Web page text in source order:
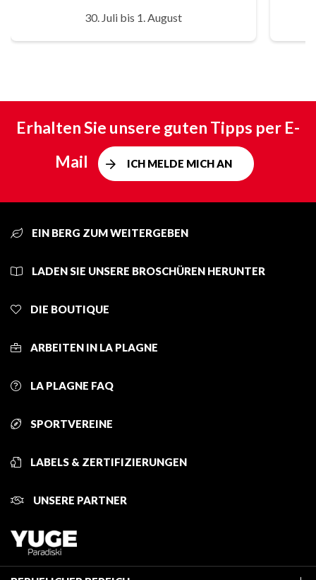
30. Juli bis 1. August
Erhalten Sie unsere guten Tipps per E-
Mail
ICH MELDE MICH AN
EIN BERG ZUM WEITERGEBEN
LADEN SIE UNSERE BROSCHÜREN HERUNTER
DIE BOUTIQUE
ARBEITEN IN LA PLAGNE
LA PLAGNE FAQ
SPORTVEREINE
LABELS & ZERTIFIZIERUNGEN
UNSERE PARTNER